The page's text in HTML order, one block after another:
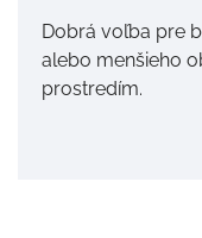
Dobrá voľba pre
alebo menšieho
prostredím.